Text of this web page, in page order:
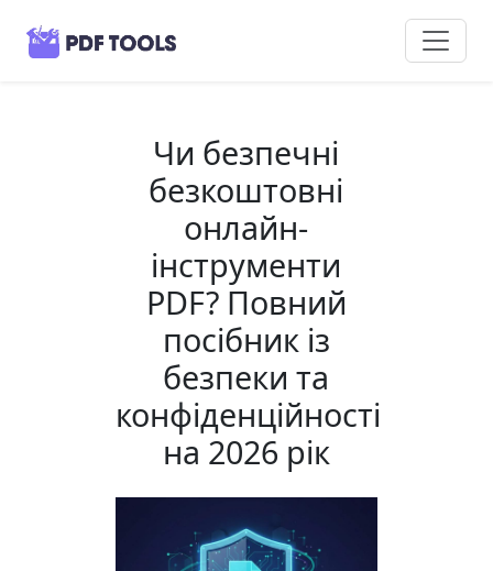
Чи безпечні
безкоштовні
онлайн-
інструменти
PDF? Повний
посібник із
безпеки та
конфіденційності
на 2026 рік